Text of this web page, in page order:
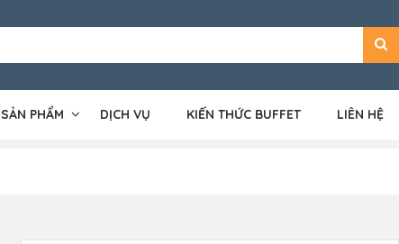
SẢN PHẨM DỊCH VỤ KIẾN THỨC BUFFET LIÊN HỆ